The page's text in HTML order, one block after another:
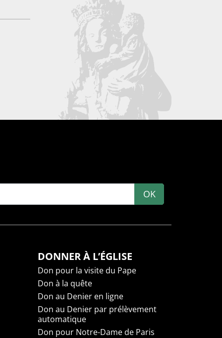
OK
DONNER À L’ÉGLISE
Don pour la visite du Pape
Don à la quête
Don au Denier en ligne
Don au Denier par prélèvement
automatique
Don pour Notre-Dame de Paris